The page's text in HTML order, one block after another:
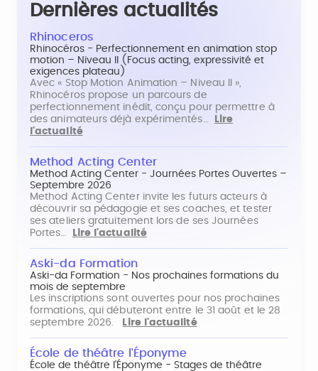
Dernières actualités
Rhinoceros
Rhinocéros - Perfectionnement en animation stop
motion – Niveau II (Focus acting, expressivité et
exigences plateau)
Avec « Stop Motion Animation – Niveau II »,
Rhinocéros propose un parcours de
perfectionnement inédit, conçu pour permettre à
des animateurs déjà expérimentés…
Lire
l'actualité
Method Acting Center
Method Acting Center - Journées Portes Ouvertes –
Septembre 2026
Method Acting Center invite les futurs acteurs à
découvrir sa pédagogie et ses coaches, et tester
ses ateliers gratuitement lors de ses Journées
Portes…
Lire l'actualité
Aski-da Formation
Aski-da Formation - Nos prochaines formations du
mois de septembre
Les inscriptions sont ouvertes pour nos prochaines
formations, qui débuteront entre le 31 août et le 28
septembre 2026.
Lire l'actualité
École de théâtre l'Éponyme
École de théâtre l'Éponyme - Stages de théâtre